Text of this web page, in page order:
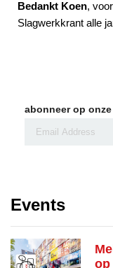
Bedankt Koen,
Slagwerkkrant alle
abonneer op
Events
op